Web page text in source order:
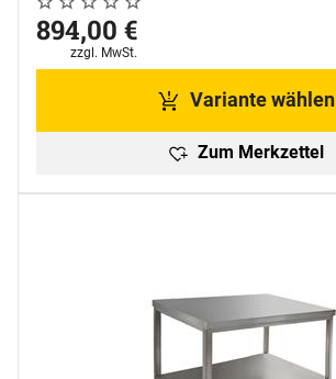
Noch keine Bewertungen abgegeben
0 Bewertungen
894,00 €
Steuerhinweis:
zzgl. MwSt.
Variante wählen
Zum Merkzettel